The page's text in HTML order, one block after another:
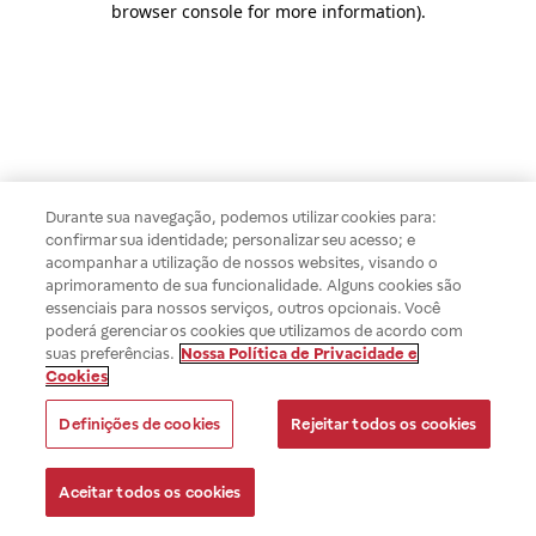
browser console for more information).
Durante sua navegação, podemos utilizar cookies para:
confirmar sua identidade; personalizar seu acesso; e
acompanhar a utilização de nossos websites, visando o
aprimoramento de sua funcionalidade. Alguns cookies são
essenciais para nossos serviços, outros opcionais. Você
poderá gerenciar os cookies que utilizamos de acordo com
suas preferências. Nossa Política de Privacidade e
Cookies
Definições de cookies Rejeitar todos os cookies
Aceitar todos os cookies